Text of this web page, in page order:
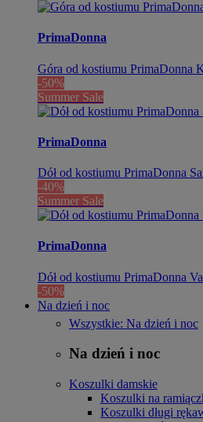
PrimaDonna
Góra od kostiumu PrimaDonna
-50%
Summer Sale
PrimaDonna
Dół od kostiumu PrimaDonna
-40%
Summer Sale
PrimaDonna
Dół od kostiumu PrimaDonna
-50%
Na dzień i noc
Wszystkie: Na dzień i noc
Na dzień i noc
Koszulki damskie
Koszulki na
Koszulki długi